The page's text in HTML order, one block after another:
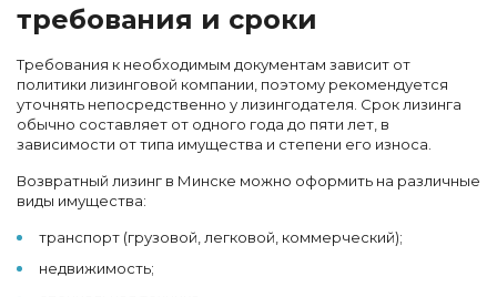
требования и сроки
Требования к необходимым документам зависит от
политики лизинговой компании, поэтому рекомендуется
уточнять непосредственно у лизингодателя. Срок лизинга
обычно составляет от одного года до пяти лет, в
зависимости от типа имущества и степени его износа.
Возвратный лизинг в Минске можно оформить на различные
виды имущества:
транспорт (грузовой, легковой, коммерческий);
недвижимость;